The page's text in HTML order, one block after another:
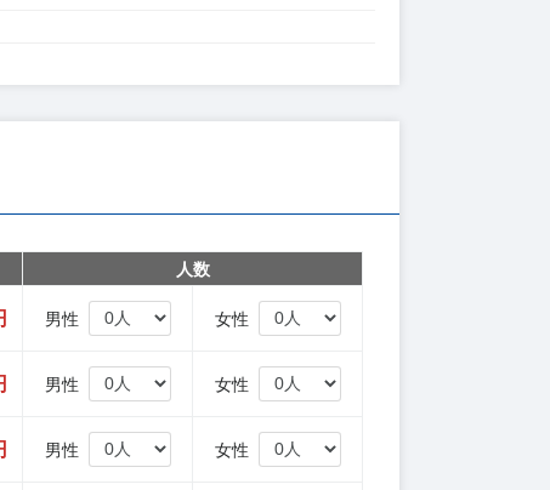
人数
男性 女性
男性 女性
男性 女性